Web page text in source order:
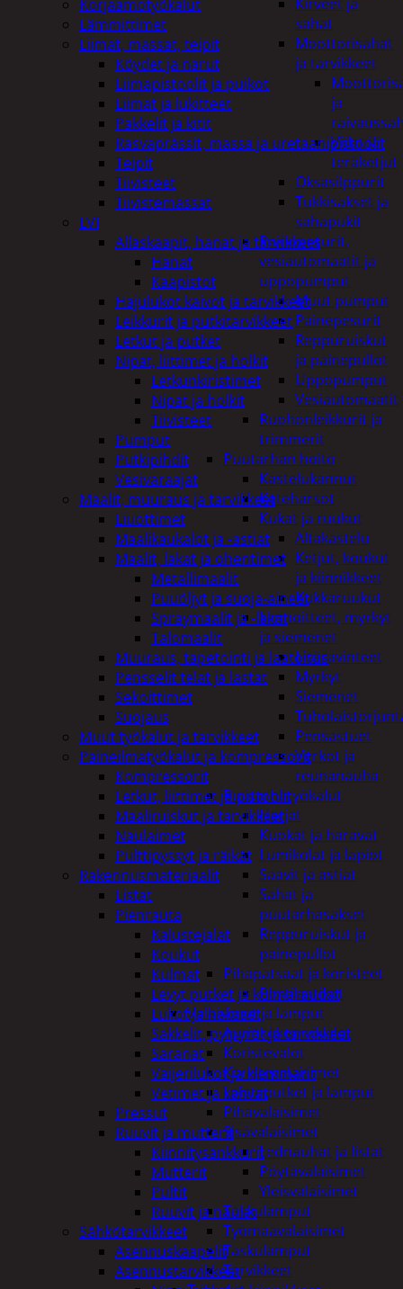
sahat
Moottorisahat
ja tarvikkeet
ja
Viilat ja
teräketjut
Oksasilppurit
Tukkisakset ja
sahapukit
Painepesurit,
vesiautomaatit ja
uppopumput
Muut pumput
Painepesurit
Reppuruiskut
ja painepullot
Uppopumput
Vesiautomaatit
Ruohonleikkurit ja
trimmerit
Puutarhan hoito
Kastelukannut
Kateharsot
Kukat ja ruukut
Altakastelu
Ketjut, koukut
ja kiinnikkeet
Kukkaruukut
Lannoitteet, myrkyt
ja siemenet
Lisäravinteet
Myrkyt
Siemenet
Pensastuet
Verkot ja
reunanauha
Puutarhatyökalut
Harjat
Kuokat ja haravat
Lumikolat ja lapiot
Saavit ja astiat
Sahat ja
puutarhasakset
Reppuruiskut ja
painepullot
Pihapatsaat ja koristeet
Postilaatikot
Valaisimet ja lamput
Aurinkokennovalot
Koristevalot
Koristevalaisimet
Loisteputket ja lamput
Pihavalaisimet
Sisävalaisimet
Lednauhat ja listat
Pöytävalaisimet
Yleisvalaisimet
Taskulamput
Työmaavalaisimet
Taskulamput
Tarvikkeet
Korjaamotyökalut
Lämmittimet
Liimat, massat, teipit
Köydet ja narut
Liimapistoolit ja puikot
Liimat ja lukitteet
Pakkelit ja kitit
Rasvaprässit, massa ja uretaanipistoolit
Teipit
Tiivisteet
Tiivistemassat
LVI
Allaskaapit, hanat ja tarvikkeet
Hanat
Kaapistot
Hajulukot kaivot ja tarvikkeet
Leikkurit ja putkitarvikkeet
Letkut ja putket
Nipat, liittimet ja holkit
Letkunkiristimet
Nipat ja holkit
Tiivisteet
Pumput
Putkipihdit
Vesivaraajat
Maalit, muuraus ja tarvikkeet
Liuottimet
Maalikaukalot ja -astiat
Maalit, lakat ja ohentimet
Metallimaalit
Puuöljyt ja suoja-aineet
Spraymaalit ja -lakat
Talomaalit
Muuraus, tapetointi ja laatoitus
Pensselit telat ja lastat
Sekoittimet
Suojaus
Muut työkalut ja tarvikkeet
Paineilmatyökalut ja kompressorit
Kompressorit
Letkut, liittimet ja pistoolit
Maaliruiskut ja tarvikkeet
Naulaimet
Pulttipyssyt ja räikät
Rakennusmateriaalit
Listat
Pienrauta
Kalustejalat
Koukut
Kulmat
Levyt putket ja kulmaraudat
Lukot ja hakaset
Sakkelit, pylpyrät ja tarvikkeet
Saranat
Vaijerilukot ja klemmarit
Vetimet ja kahvat
Pressut
Ruuvit ja mutterit
Kiinnitysankkurit
Mutterit
Pultit
Ruuvit ja naulat
Sähkötarvikkeet
Asennuskaapelit
Asennustarvikkeet